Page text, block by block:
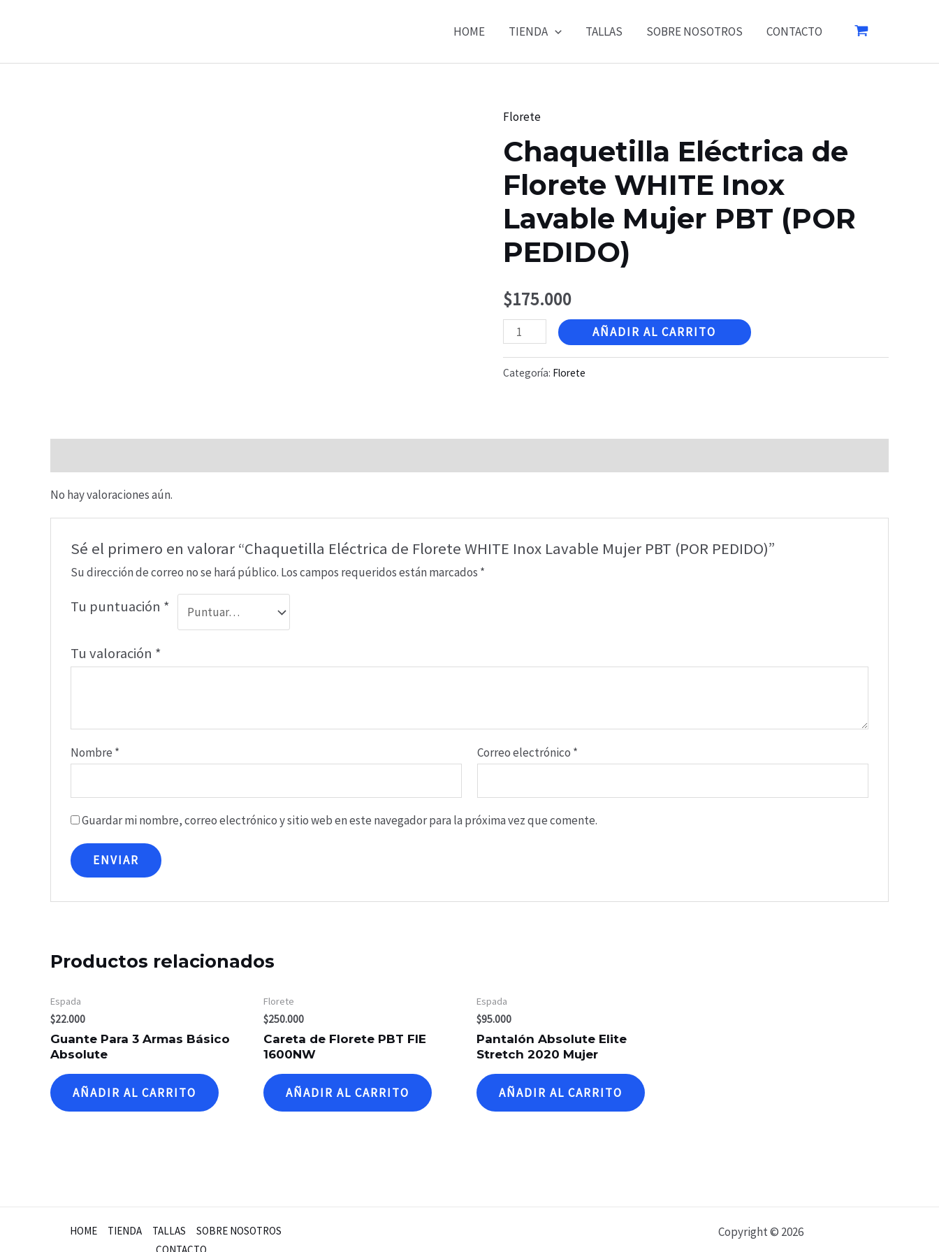
HOME TIENDA TALLAS SOBRE NOSOTROS CONTACTO
Florete
Chaquetilla Eléctrica de
Florete WHITE Inox
Lavable Mujer PBT (POR
PEDIDO)
$175.000
Chaquetilla
de
Inox
PEDIDO)
AÑADIR AL CARRITO
Categoría: Florete
No hay valoraciones aún.
Sé el primero en valorar “Chaquetilla Eléctrica de Florete WHITE Inox Lavable Mujer PBT (POR PEDIDO)”
Su dirección de correo no se hará público. Los campos requeridos están marcados *
Tu puntuación *
Tu valoración *
Nombre * Correo electrónico *
Guardar mi nombre, correo electrónico y sitio web en este navegador para la próxima vez que comente.
Productos relacionados
Espada
$22.000
Guante Para 3 Armas Básico
Absolute
AÑADIR AL CARRITO
Florete
$250.000
Careta de Florete PBT FIE
1600NW
AÑADIR AL CARRITO
Espada
$95.000
Pantalón Absolute Elite
Stretch 2020 Mujer
AÑADIR AL CARRITO
HOME TIENDA TALLAS
SOBRE NOSOTROS
Copyright © 2026